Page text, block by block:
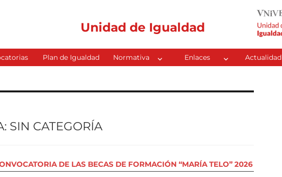
Unidad de Igualdad
Plan de Igualdad Normativa Enlaces Actualidad
SIN CATEGORÍA
DE LAS BECAS DE FORMACIÓN “MARÍA TELO” 2026